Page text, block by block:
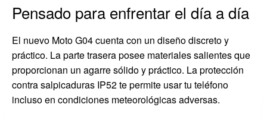
Pensado para enfrentar el día a día
El nuevo Moto G04 cuenta con un diseño discreto y
práctico. La parte trasera posee materiales salientes que
proporcionan un agarre sólido y práctico. La protección
contra salpicaduras IP52 te permite usar tu teléfono
incluso en condiciones meteorológicas adversas.